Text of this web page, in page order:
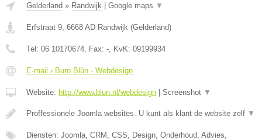
Gelderland » Randwijk | Google maps ▼
Erfstraat 9 6668 AD Randwijk (Gelderland)
Tel: 06 10170674 , Fax: - , KvK: 09199934
E-mail › Buro Blûn - Webdesign
Website: http://www.blun.nl/webdesign | Screenshot ▼
Proffessionele Joomla websites. U kunt als klant de website zelf ▼
Diensten: Joomla, CRM, CSS, Design, Onderhoud, Advies,